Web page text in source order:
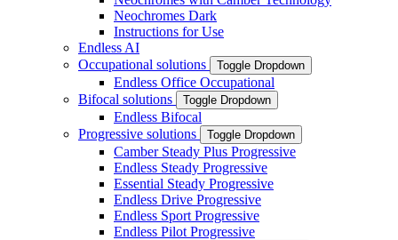
Neochromes Dark
Instructions for Use
Endless AI
Occupational solutions
Toggle Dropdown
Endless Office Occupational
Bifocal solutions
Toggle Dropdown
Endless Bifocal
Progressive solutions
Toggle Dropdown
Camber Steady Plus Progressive
Endless Steady Progressive
Essential Steady Progressive
Endless Drive Progressive
Endless Sport Progressive
Endless Pilot Progressive